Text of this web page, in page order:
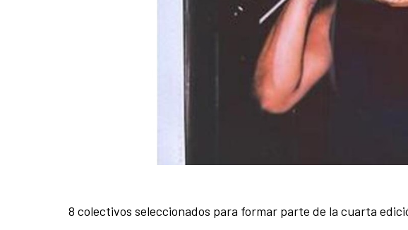
8 colectivos seleccionados para formar parte de la cuarta